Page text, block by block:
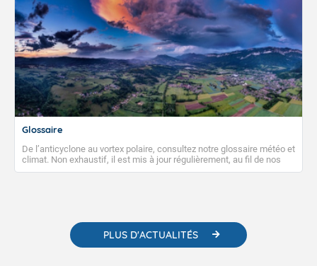
Glossaire
De l’anticyclone au vortex polaire, consultez notre glossaire météo et
climat. Non exhaustif, il est mis à jour régulièrement, au fil de nos
publications. Vous y trouverez également des liens utiles vers nos
PLUS D'ACTUALITÉS